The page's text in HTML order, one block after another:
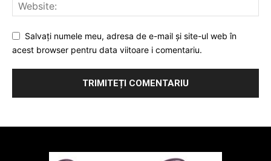
Salvați numele meu, adresa de e-mail și site-ul web în
acest browser pentru data viitoare i comentariu.